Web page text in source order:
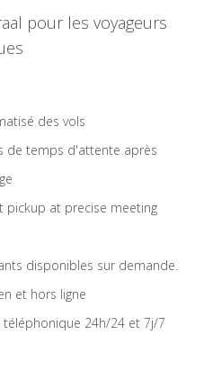
pour les voyageurs
des vols
de temps d'attente après
pickup at precise meeting
disponibles sur demande.
et hors ligne
téléphonique 24h/24 et 7j/7